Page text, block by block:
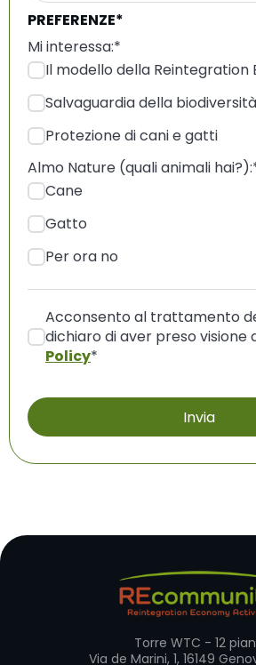
PREFERENZE*
Mi interessa:*
Il modello della Reintegration
Salvaguardia della biodiversità
Protezione di cani e gatti
Almo Nature (quali animali hai?):
Cane
Gatto
Per ora no
Acconsento al trattamento
dichiaro di aver preso visione
Policy*
Torre WTC - 12
Via de Marini, 1, 16149